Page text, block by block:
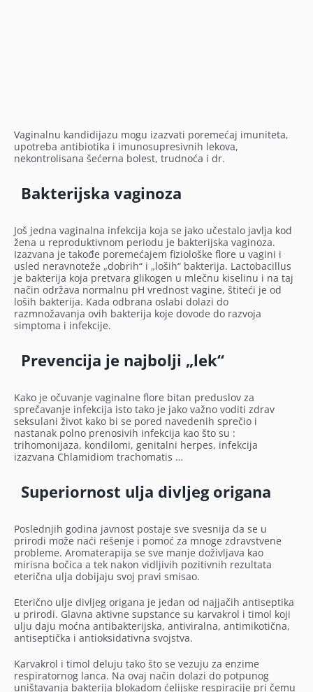
Vaginalnu kandidijazu mogu izazvati poremećaj imuniteta,
upotreba antibiotika i imunosupresivnih lekova,
nekontrolisana šećerna bolest, trudnoća i dr.
Bakterijska vaginoza
Još jedna vaginalna infekcija koja se jako učestalo javlja kod
žena u reproduktivnom periodu je bakterijska vaginoza.
Izazvana je takođe poremećajem fiziološke flore u vagini i
usled neravnoteže „dobrih“ i „loših“ bakterija. Lactobacillus
je bakterija koja pretvara glikogen u mlečnu kiselinu i na taj
način održava normalnu pH vrednost vagine, štiteći je od
loših bakterija. Kada odbrana oslabi dolazi do
razmnožavanja ovih bakterija koje dovode do razvoja
simptoma i infekcije.
Prevencija je najbolji „lek“
Kako je očuvanje vaginalne flore bitan preduslov za
sprečavanje infekcija isto tako je jako važno voditi zdrav
seksulani život kako bi se pored navedenih sprečio i
nastanak polno prenosivih infekcija kao što su :
trihomonijaza, kondilomi, genitalni herpes, infekcija
izazvana Chlamidiom trachomatis …
Superiornost ulja divljeg origana
Poslednjih godina javnost postaje sve svesnija da se u
prirodi može naći rešenje i pomoć za mnoge zdravstvene
probleme. Aromaterapija se sve manje doživljava kao
mirisna bočica a tek nakon vidljivih pozitivnih rezultata
eterična ulja dobijaju svoj pravi smisao.
Eterično ulje divljeg origana je jedan od najjačih antiseptika
u prirodi. Glavna aktivne supstance su karvakrol i timol koji
ulju daju moćna antibakterijska, antiviralna, antimikotična,
antiseptička i antioksidativna svojstva.
Karvakrol i timol deluju tako što se vezuju za enzime
respiratornog lanca. Na ovaj način dolazi do potpunog
uništavanja bakterija blokadom ćelijske respiracije pri čemu